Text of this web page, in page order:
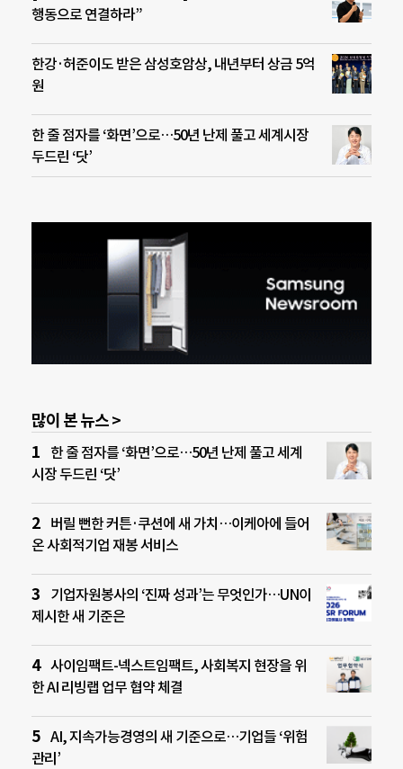
행동으로 연결하라”
한강·허준이도 받은 삼성호암상, 내년부터 상금 5억
원
한 줄 점자를 ‘화면’으로…50년 난제 풀고 세계시장
두드린 ‘닷’
많이 본 뉴스 >
한 줄 점자를 ‘화면’으로…50년 난제 풀고 세계
시장 두드린 ‘닷’
버릴 뻔한 커튼·쿠션에 새 가치…이케아에 들어
온 사회적기업 재봉 서비스
기업자원봉사의 ‘진짜 성과’는 무엇인가…UN이
제시한 새 기준은
사이임팩트-넥스트임팩트, 사회복지 현장을 위
한 AI 리빙랩 업무 협약 체결
AI, 지속가능경영의 새 기준으로…기업들 ‘위험
관리’